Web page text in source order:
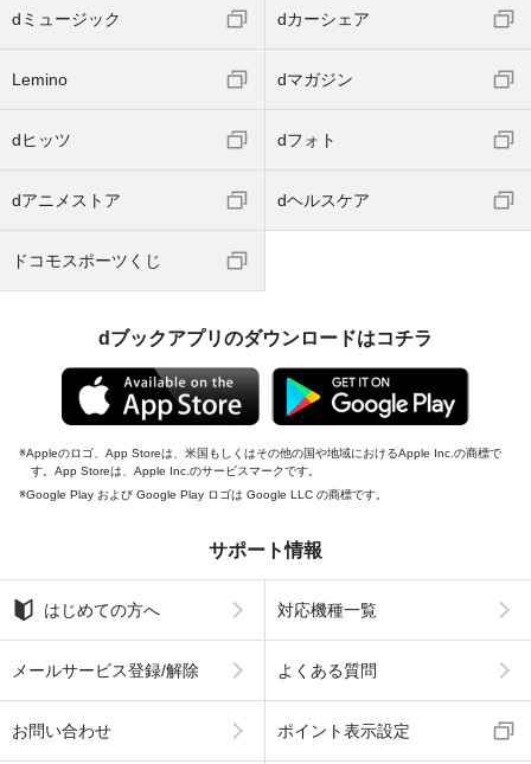
dミュージック dカーシェア
Lemino dマガジン
dヒッツ dフォト
dアニメストア dヘルスケア
ドコモスポーツくじ
dブックアプリのダウンロードはコチラ
Appleのロゴ、App Storeは、米国もしくはその他の国や地域におけるApple Inc.の商標で
す。App Storeは、Apple Inc.のサービスマークです。
Google Play および Google Play ロゴは Google LLC の商標です。
サポート情報
はじめての方へ 対応機種一覧
メールサービス登録/解除 よくある質問
お問い合わせ ポイント表示設定